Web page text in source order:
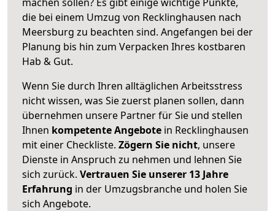
die bei einem Umzug von Recklinghausen nach
Meersburg zu beachten sind. Angefangen bei der
Planung bis hin zum Verpacken Ihres kostbaren
Hab & Gut.
Wenn Sie durch Ihren alltäglichen Arbeitsstress
nicht wissen, was Sie zuerst planen sollen, dann
übernehmen unsere Partner für Sie und stellen
Ihnen kompetente Angebote in Recklinghausen
mit einer Checkliste. Zögern Sie nicht, unsere
Dienste in Anspruch zu nehmen und lehnen Sie
sich zurück. Vertrauen Sie unserer 13 Jahre
Erfahrung in der Umzugsbranche und holen Sie
sich Angebote.